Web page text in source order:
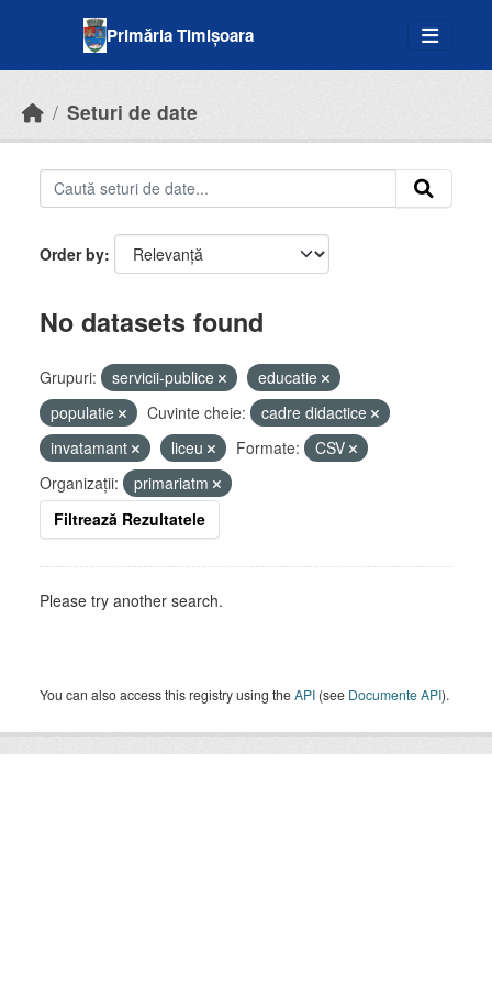
Primăria Timișoara
Seturi de date
Order by
No datasets found
Grupuri: servicii-publice
educatie
populatie
Cuvinte cheie:
cadre didactice
invatamant
liceu Formate:
CSV
Organizații:
primariatm
Filtrează Rezultatele
Please try another search.
You can also access this registry using theAPI (see Documente API).